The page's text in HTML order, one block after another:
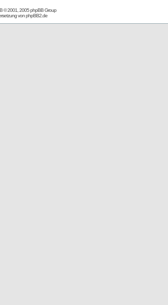
© 2001, 2005 phpBB Group
vonphpBB2.de